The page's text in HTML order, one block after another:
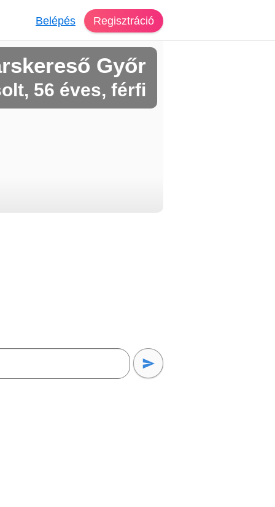
Belépés Regisztráció
Győr
56 éves, férfi